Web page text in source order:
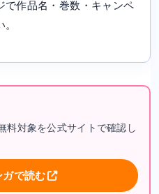
で作品名・巻数・キャンペ
料対象を公式サイトで確認し
で読む